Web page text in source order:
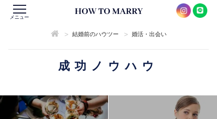
メニュー
> 結婚前のハウツー > 婚活・出会い
成功ノウハウ